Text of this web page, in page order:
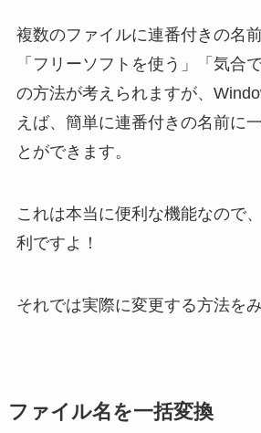
複数のファイルに連番付きの名
「フリーソフトを使う」「気合
の方法が考えられますが、
えば、簡単に連番付きの名前に
とができます。
これは本当に便利な機能なので
利ですよ！
それでは実際に変更する方法を
ファイル名を一括変換